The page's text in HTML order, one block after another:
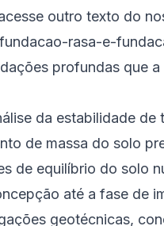
outro texto do
rasa-e-
profundas que a
da estabilidade de
de massa do solo
de equilíbrio do solo
até a fase de
geotécnicas,